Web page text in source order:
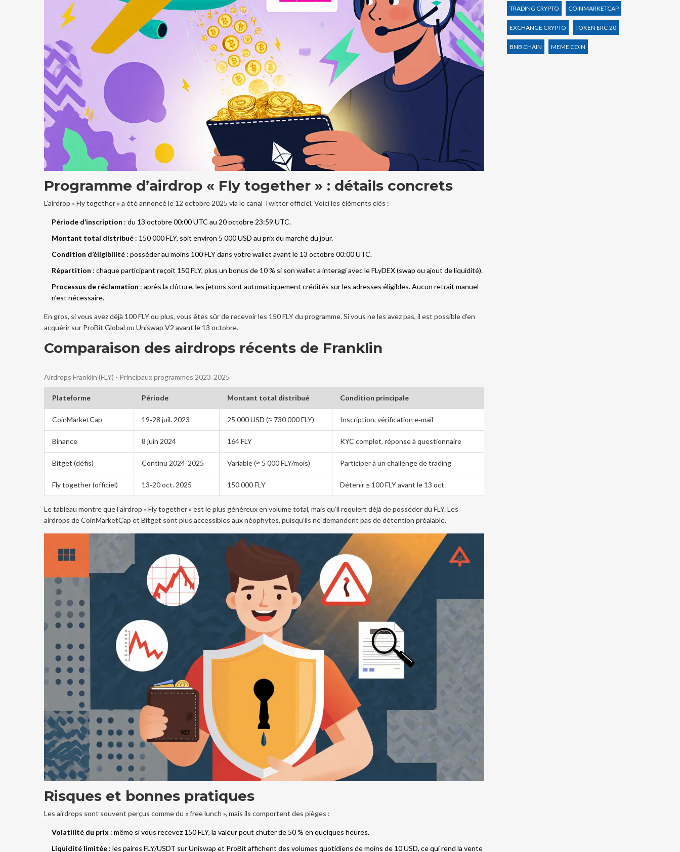
Programme d’airdrop « Fly together » : détails concrets
L’airdrop « Fly together » a été annoncé le 12 octobre 2025 via le canal Twitter officiel. Voici les éléments clés :
Période d’inscription : du 13 octobre 00:00 UTC au 20 octobre 23:59 UTC.
Montant total distribué : 150 000 FLY, soit environ 5 000 USD au prix du marché du jour.
Condition d’éligibilité : posséder au moins 100 FLY dans votre wallet avant le 13 octobre 00:00 UTC.
Répartition : chaque participant reçoit 150 FLY, plus un bonus de 10 % si son wallet a interagi avec leFLyDEX(swap ou ajout de liquidité).
Processus de réclamation : après la clôture, les jetons sont automatiquement crédités sur les adresses éligibles. Aucun retrait manuel
n’est nécessaire.
En gros, si vous avez déjà 100 FLY ou plus, vous êtes sûr de recevoir les 150 FLY du programme. Si vous ne les avez pas, il est possible d’en
acquérir sur ProBit Global ou Uniswap V2 avant le 13 octobre.
Comparaison des airdrops récents de Franklin
Airdrops Franklin (FLY) - Principaux programmes 2023‑2025
Plateforme Période Montant total distribué Condition principale
CoinMarketCap 19‑28 juil. 2023 25 000 USD (≈ 730 000 FLY) Inscription, vérification e‑mail
Binance 8 juin 2024 164 FLY KYC complet, réponse à questionnaire
Bitget (défis) Continu 2024‑2025 Variable (≈ 5 000 FLY/mois) Participer à un challenge de trading
Fly together (officiel) 13‑20 oct. 2025 150 000 FLY Détenir ≥ 100 FLY avant le 13 oct.
Le tableau montre que l’airdrop « Fly together » est le plus généreux en volume total, mais qu’il requiert déjà de posséder du FLY. Les
airdrops de CoinMarketCap et Bitget sont plus accessibles aux néophytes, puisqu’ils ne demandent pas de détention préalable.
Risques et bonnes pratiques
Les airdrops sont souvent perçus comme du « free lunch », mais ils comportent des pièges :
Volatilité du prix : même si vous recevez 150 FLY, la valeur peut chuter de 50 % en quelques heures.
Liquidité limitée : les paires FLY/USDT sur Uniswap et ProBit affichent des volumes quotidiens de moins de 10 USD, ce qui rend la vente
TRADING CRYPTO COINMARKETCAP
EXCHANGE CRYPTO TOKEN ERC-20
BNB CHAIN MEME COIN